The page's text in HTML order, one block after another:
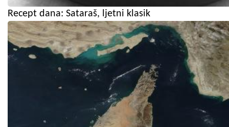
Recept dana: Sataraš, ljetni klasik